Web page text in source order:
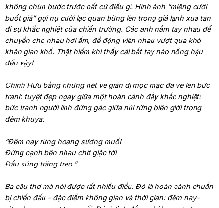
không chùn bước trước bất cứ điều gì. Hình ảnh “miệng cười
buốt giá” gợi nụ cười lạc quan bừng lên trong giá lạnh xua tan
đi sự khắc nghiệt của chiến trường. Các anh nắm tay nhau để
chuyền cho nhau hơi ấm, để động viên nhau vượt qua khó
khăn gian khổ. Thật hiếm khi thấy cái bắt tay nào nồng hậu
đến vậy!
Chính Hữu bằng những nét vẻ giản dị mộc mạc đã vẽ lên bức
tranh tuyệt đẹp ngay giữa một hoàn cảnh đầy khắc nghiệt:
bức tranh người lính đứng gác giữa núi rừng biên giới trong
đêm khuya:
“Đêm nay rừng hoang sương muốI
Đứng cạnh bên nhau chờ giặc tới
Đầu súng trăng treo.”
Ba câu thơ mà nói được rất nhiều điều. Đó là hoàn cảnh chuẩn
bị chiến đấu – đặc điểm không gian và thời gian: đêm nay–